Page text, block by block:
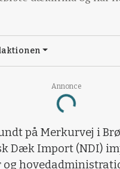
Annonce
Loading...
på Merkurvej i
Dæk Import (NDI)
og